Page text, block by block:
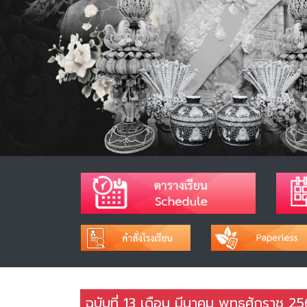
ฉบับที่ 13 เดือน มีนาคม พุทธศักราช